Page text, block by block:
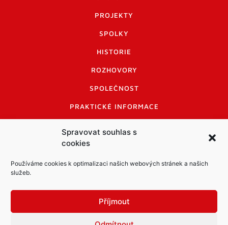
Spravovat souhlas s
cookies
Používáme cookies k optimalizaci našich webových stránek a našich
služeb.
Příjmout
PROJEKTY
SPOLKY
HISTORIE
ROZHOVORY
SPOLEČNOST
PRAKTICKÉ INFORMACE
INFORMACE A KODEX DISKUTUJÍCÍCH
LOGO A LOGO MANUÁL